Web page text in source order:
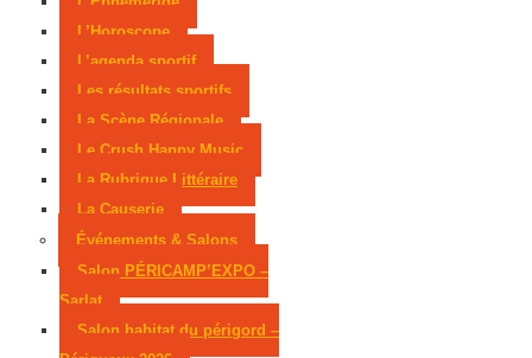
L’Horoscope
L’agenda sportif
Les résultats sportifs
La Scène Régionale
Le Crush Happy Music
La Rubrique Littéraire
La Causerie
Événements & Salons
Salon PÉRICAMP’EXPO –
Sarlat
Salon habitat du périgord –